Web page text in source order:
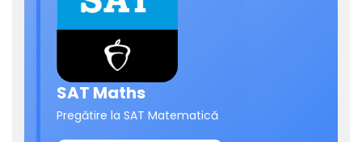
SAT Maths
Pregătire la SAT Matematică